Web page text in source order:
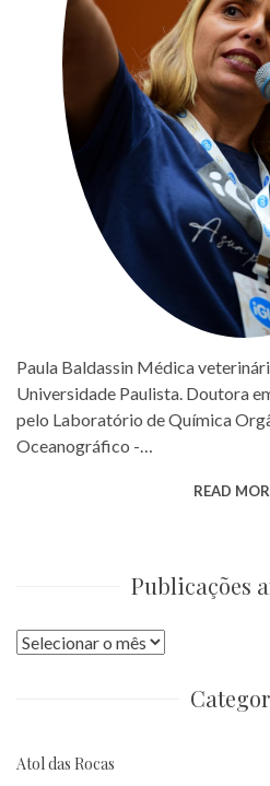
Paula Baldassin Médica
Universidade Paulista. Doutora
pelo Laboratório de Química
Oceanográfico -…
READ
Publicações
Publicações
Atol das Rocas